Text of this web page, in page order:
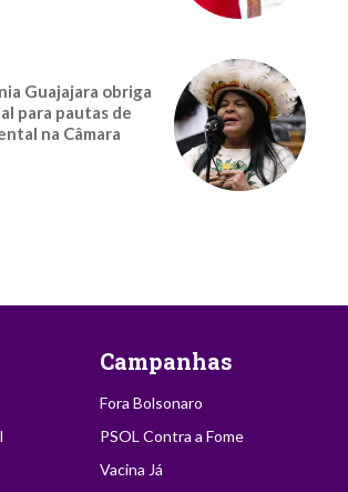
Guajajara obriga
para pautas de
na Câmara
Campanhas
Fora Bolsonaro
PSOL Contra a Fome
Vacina Já